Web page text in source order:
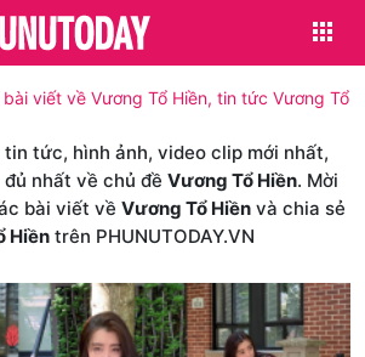
viết về Vương Tổ Hiền, tin tức Vương Tổ
tức, hình ảnh, video clip mới nhất,
nhất về chủ đề Vương Tổ Hiền. Mời
bài viết về Vương Tổ Hiền và chia sẻ
Hiền trên PHUNUTODAY.VN